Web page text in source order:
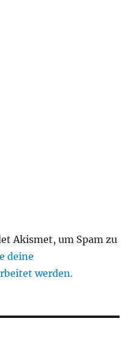
Akismet, um Spam zu
deine
werden.